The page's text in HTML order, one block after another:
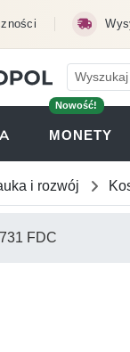
Nowość!
MONETY
i rozwój